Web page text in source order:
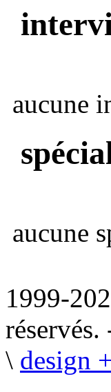
aucune
aucune
1999-
réservés.
\ design